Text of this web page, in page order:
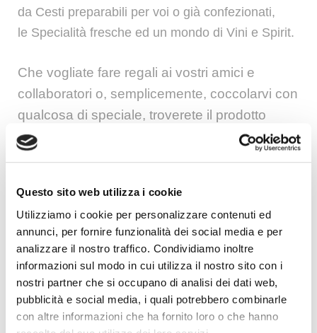
Questo sito web utilizza i cookie
Utilizziamo i cookie per personalizzare contenuti ed
annunci, per fornire funzionalità dei social media e per
analizzare il nostro traffico. Condividiamo inoltre
informazioni sul modo in cui utilizza il nostro sito con i
nostri partner che si occupano di analisi dei dati web,
pubblicità e social media, i quali potrebbero combinarle
con altre informazioni che ha fornito loro o che hanno
Promozioni
da Cesti preparabili per voi o già confezionati,
le Specialità fresche ed un mondo di Vini e Spirit.
Che vogliate fare regali ai vostri amici e
collaboratori o, semplicemente, coccolarvi con
qualcosa di speciale, troverete il prodotto
adatto alle vostre esigenze.
nei nostri negozi tutti i giorni.
Sfoglia